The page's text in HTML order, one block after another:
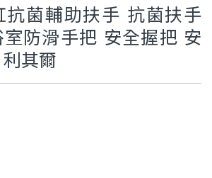
抗菌輔助扶手 抗菌扶手
防滑手把 安全握把 安
其爾